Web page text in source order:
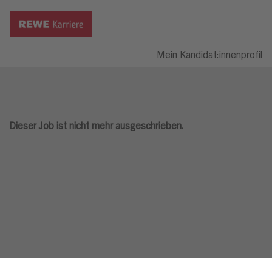
Mein Kandidat:innenprofil
Dieser Job ist nicht mehr ausgeschrieben.